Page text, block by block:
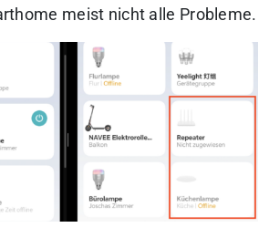
meist nicht alle Probleme.